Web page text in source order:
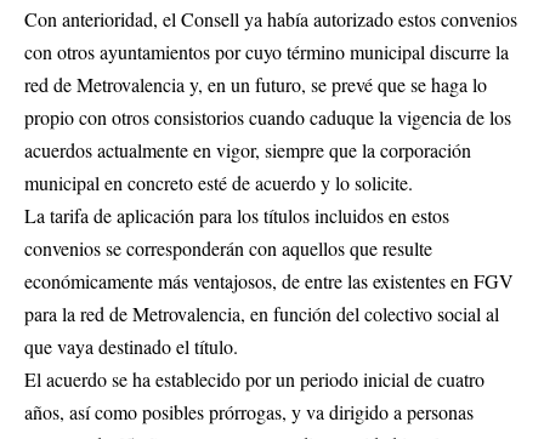
Con anterioridad, el Consell ya había autorizado estos convenios
con otros ayuntamientos por cuyo término municipal discurre la
red de Metrovalencia y, en un futuro, se prevé que se haga lo
propio con otros consistorios cuando caduque la vigencia de los
acuerdos actualmente en vigor, siempre que la corporación
municipal en concreto esté de acuerdo y lo solicite.
La tarifa de aplicación para los títulos incluidos en estos
convenios se corresponderán con aquellos que resulte
económicamente más ventajosos, de entre las existentes en FGV
para la red de Metrovalencia, en función del colectivo social al
que vaya destinado el título.
El acuerdo se ha establecido por un periodo inicial de cuatro
años, así como posibles prórrogas, y va dirigido a personas